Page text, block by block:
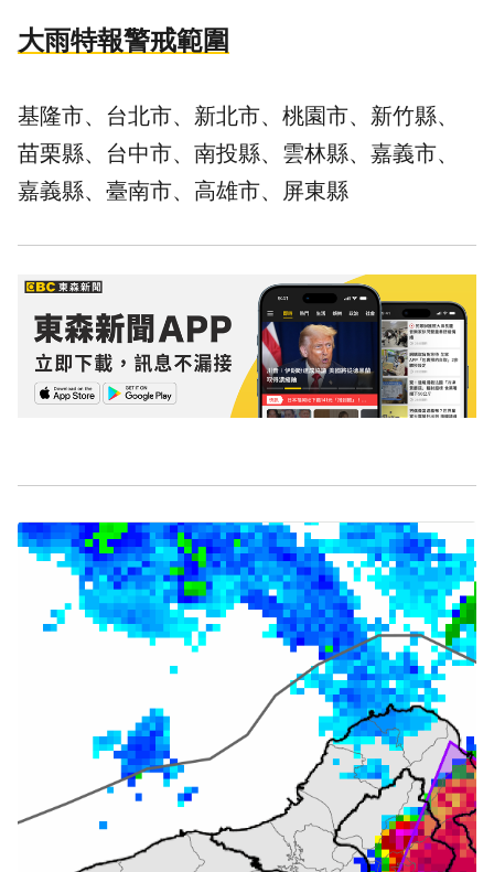
大雨特報警戒範圍
基隆市、台北市、新北市、桃園市、新竹縣、
苗栗縣、台中市、南投縣、雲林縣、嘉義市、
嘉義縣、臺南市、高雄市、屏東縣